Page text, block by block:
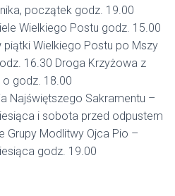
początek godz. 19.00
Wielkiego Postu godz. 15.00
Wielkiego Postu po Mszy
16.30 Droga Krzyżowa z
o godz. 18.00
Najświętszego Sakramentu –
i sobota przed odpustem
Grupy Modlitwy Ojca Pio –
godz. 19.00